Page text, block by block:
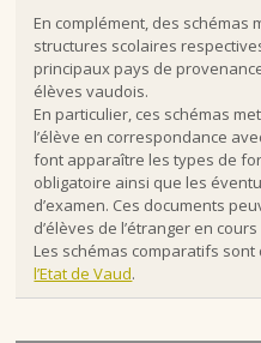
En complément, des schémas
structures scolaires
principaux pays de
élèves vaudois.
En particulier, ces schémas
l’élève en correspondance
font apparaître les types de
obligatoire ainsi que les
d’examen. Ces documents
d’élèves de l’étranger en
Les schémas comparatifs
l’Etat de Vaud.